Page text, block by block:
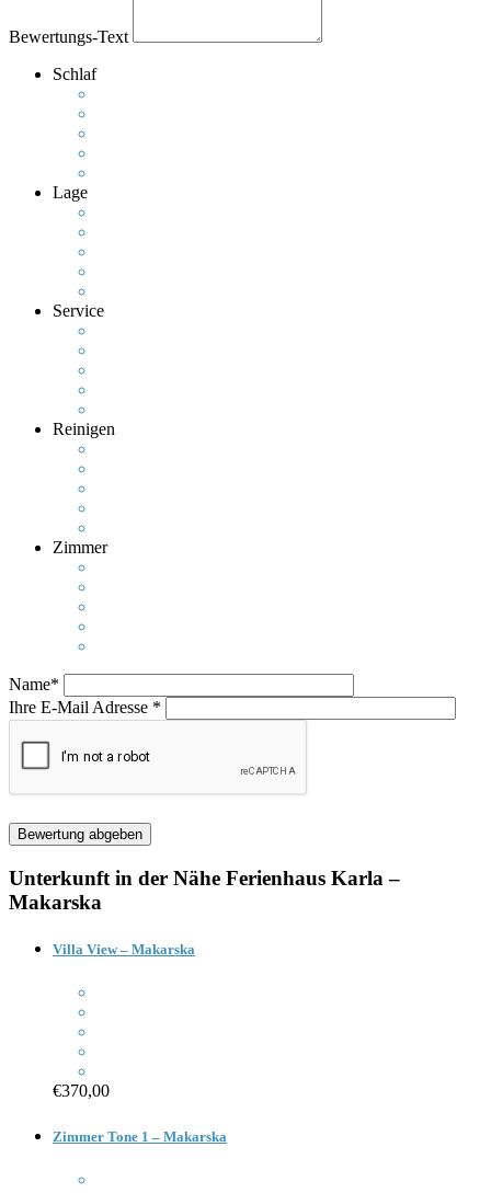
Bewertungs-Text
Schlaf
Lage
Service
Reinigen
Zimmer
Name*
Ihre E-Mail Adresse *
Unterkunft in der Nähe Ferienhaus Karla –
Makarska
Villa View – Makarska
€370,00
Zimmer Tone 1 – Makarska